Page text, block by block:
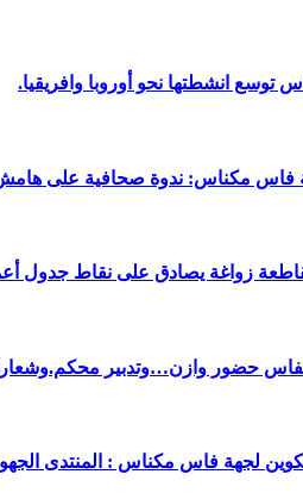
توسع انشطتها نحو أوروبا وافريقيا.
فاس مكناس: ندوة صحافية على هامش
زواغة يصادق على نقاط جدول
بفاس حضور وازن…وتدبير
لجهة فاس مكناس : المنتدى